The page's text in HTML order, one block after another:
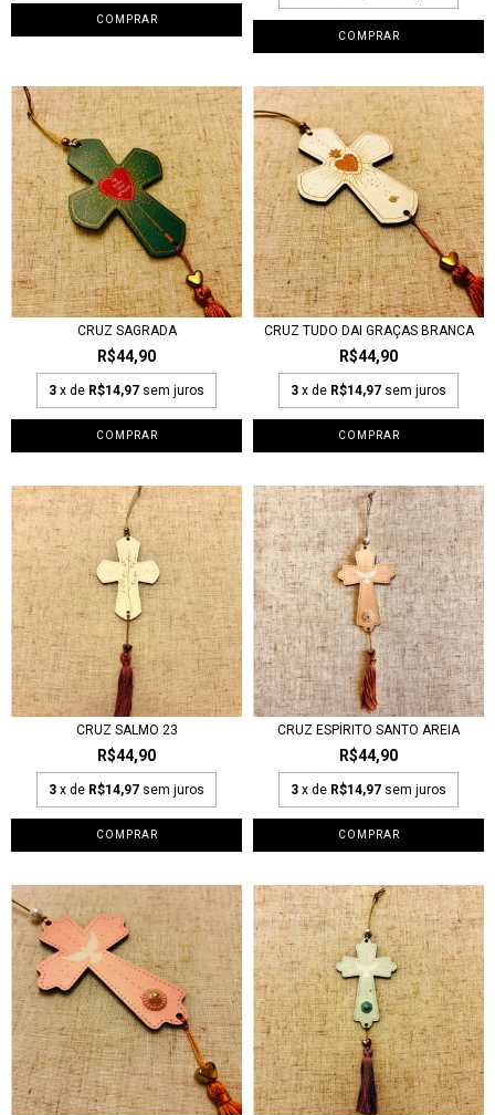
CRUZ SAGRADA
R$44,90
3 x de R$14,97 sem juros
CRUZ TUDO DAI GRAÇAS BRANCA
R$44,90
3 x de R$14,97 sem juros
CRUZ SALMO 23
R$44,90
3 x de R$14,97 sem juros
CRUZ ESPÍRITO SANTO AREIA
R$44,90
3 x de R$14,97 sem juros